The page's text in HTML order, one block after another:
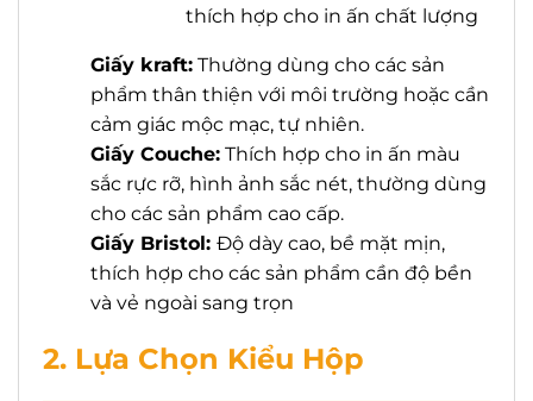
thích hợp cho in ấn chất lượng
Giấy kraft: Thường dùng cho các sản
phẩm thân thiện với môi trường hoặc cần
cảm giác mộc mạc, tự nhiên.
Giấy Couche: Thích hợp cho in ấn màu
sắc rực rỡ, hình ảnh sắc nét, thường dùng
cho các sản phẩm cao cấp.
Giấy Bristol: Độ dày cao, bề mặt mịn,
thích hợp cho các sản phẩm cần độ bền
và vẻ ngoài sang trọn
2. Lựa Chọn Kiểu Hộp